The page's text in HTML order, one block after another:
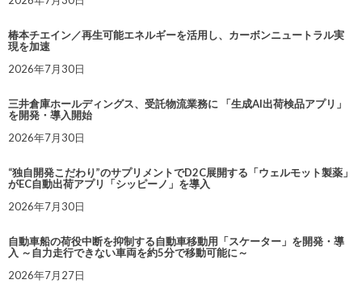
椿本チエイン／再生可能エネルギーを活用し、カーボンニュートラル実
現を加速
2026年7月30日
三井倉庫ホールディングス、受託物流業務に 「生成AI出荷検品アプリ」
を開発・導入開始
2026年7月30日
“独自開発こだわり”のサプリメントでD2C展開する「ウェルモット製薬」
がEC自動出荷アプリ「シッピーノ」を導入
2026年7月30日
自動車船の荷役中断を抑制する自動車移動用「スケーター」を開発・導
入 ～自力走行できない車両を約5分で移動可能に～
2026年7月27日